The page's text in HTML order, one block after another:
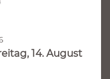
14. August